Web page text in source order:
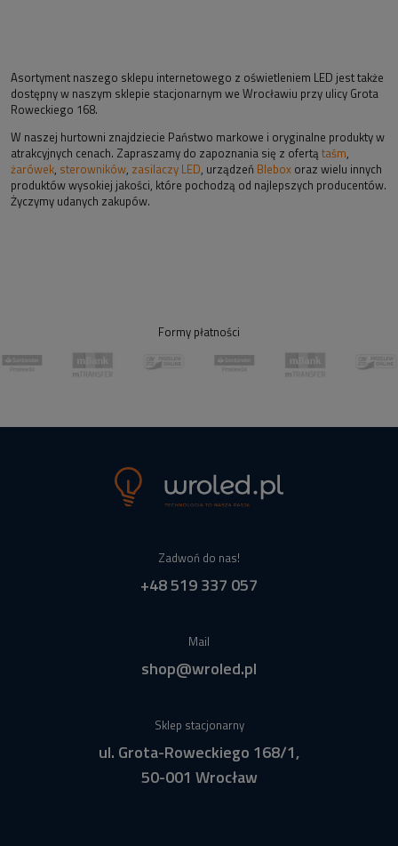
Asortyment naszego sklepu internetowego z oświetleniem LED jest także
dostępny w naszym sklepie stacjonarnym we Wrocławiu przy ulicy Grota
Roweckiego 168.
W naszej hurtowni znajdziecie Państwo markowe i oryginalne produkty w
atrakcyjnych cenach. Zapraszamy do zapoznania się z ofertą taśm,
żarówek, sterowników, zasilaczy LED, urządzeń Blebox oraz wielu innych
produktów wysokiej jakości, które pochodzą od najlepszych producentów.
Życzymy udanych zakupów.
Formy płatności
Zadwoń do nas!
+48 519 337 057
Mail
shop@wroled.pl
Sklep stacjonarny
ul. Grota-Roweckiego 168/1,
50-001 Wrocław